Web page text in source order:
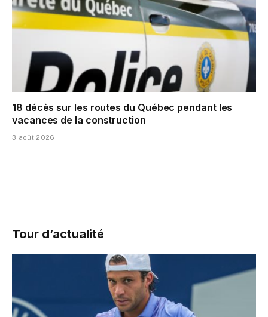
18 décès sur les routes du Québec pendant les
vacances de la construction
3 août 2026
Tour d’actualité